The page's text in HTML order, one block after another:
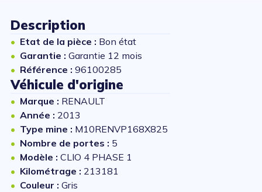
Description
Etat de la pièce : Bon état
Garantie : Garantie 12 mois
Référence : 96100285
Véhicule d'origine
Marque : RENAULT
Année : 2013
Type mine : M10RENVP168X825
Nombre de portes : 5
Modèle : CLIO 4 PHASE 1
Kilométrage : 213181
Couleur : Gris